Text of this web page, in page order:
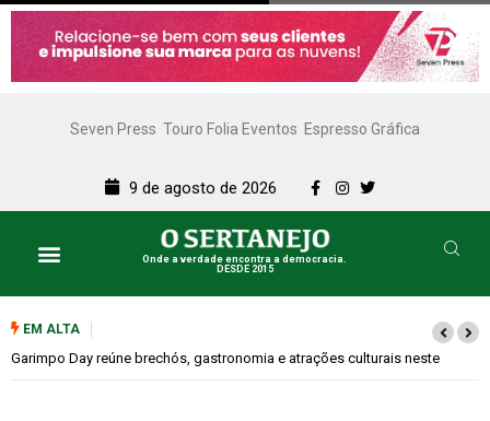
Seven Press Touro Folia Eventos Espresso Gráfica
9 de agosto de 2026
Onde a verdade encontra a democracia.
DESDE 2015
EM ALTA
Bugonia transforma paranoia e conspiração em um suspense